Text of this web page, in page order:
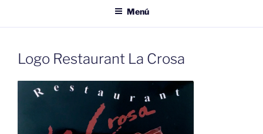
Menú
Logo Restaurant La Crosa